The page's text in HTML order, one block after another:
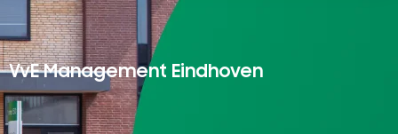
VvE Management Eindhoven